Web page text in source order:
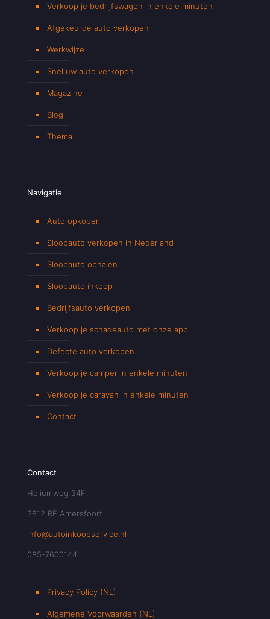
Verkoop je bedrijfswagen in enkele minuten
Afgekeurde auto verkopen
Werkwijze
Snel uw auto verkopen
Magazine
Blog
Thema
Navigatie
Auto opkoper
Sloopauto verkopen in Nederland
Sloopauto ophalen
Sloopauto inkoop
Bedrijfsauto verkopen
Verkoop je schadeauto met onze app
Defecte auto verkopen
Verkoop je camper in enkele minuten
Verkoop je caravan in enkele minuten
Contact
Contact
Heliumweg 34F
3812 RE Amersfoort
info@autoinkoopservice.nl
085-7600144
Privacy Policy (NL)
Algemene Voorwaarden (NL)